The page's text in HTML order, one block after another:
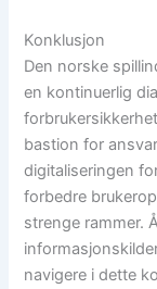
Konklusjon
Den norske
en kontinuerlig
bastion for
digitaliseringen
forbedre
strenge rammer.
navigere i dette